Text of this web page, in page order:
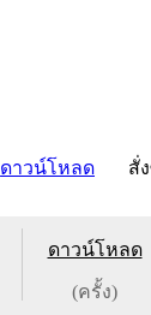
ดาวน์โหลด สั่
ดาวน์โหลด
(ครั้ง)